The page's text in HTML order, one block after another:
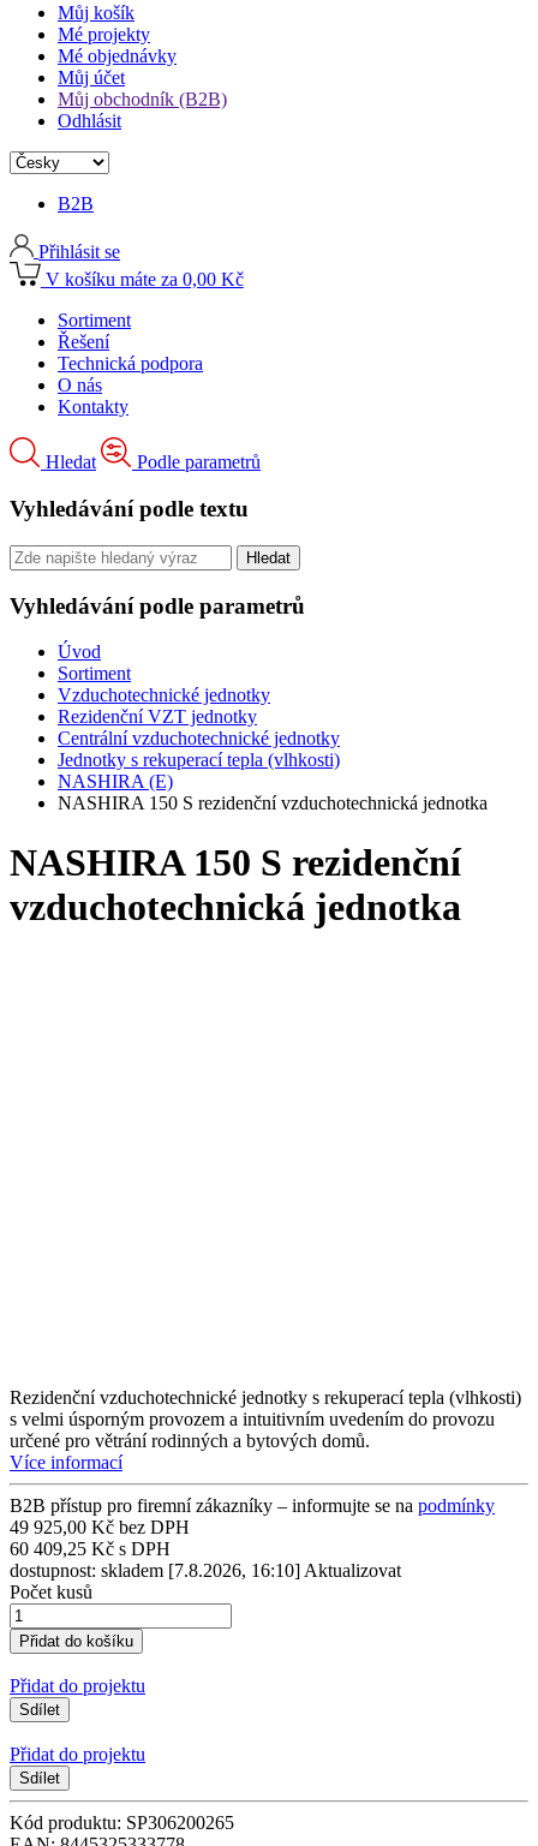
Můj košík
Mé projekty
Mé objednávky
Můj účet
Můj obchodník (B2B)
Odhlásit
B2B
Přihlásit se
V košíku máte za 0,00 Kč
Sortiment
Řešení
Technická podpora
O nás
Kontakty
Hledat Podle parametrů
Vyhledávání podle textu
Vyhledávání podle parametrů
Úvod
Sortiment
Vzduchotechnické jednotky
Rezidenční VZT jednotky
Centrální vzduchotechnické jednotky
Jednotky s rekuperací tepla (vlhkosti)
NASHIRA (E)
NASHIRA 150 S rezidenční vzduchotechnická jednotka
NASHIRA 150 S rezidenční
vzduchotechnická jednotka
Rezidenční vzduchotechnické jednotky s rekuperací tepla (vlhkosti)
s velmi úsporným provozem a intuitivním uvedením do provozu
určené pro větrání rodinných a bytových domů.
Více informací
B2B přístup pro firemní zákazníky – informujte se na podmínky
49 925,00 Kč bez DPH
60 409,25 Kč s DPH
dostupnost: skladem [7.8.2026, 16:10] Aktualizovat
Počet kusů
Přidat do projektu
Sdílet
Přidat do projektu
Sdílet
Kód produktu: SP306200265